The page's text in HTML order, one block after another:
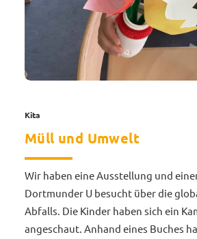
Kita
Müll und Umwelt
Wir haben eine Ausstellung und
Dortmunder U besucht über die
Abfalls. Die Kinder haben sich ein
angeschaut. Anhand eines Buches